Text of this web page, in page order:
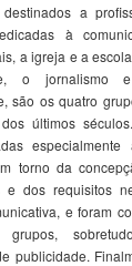
destinados a
à
a igreja e a
o jornalismo
são os quatro
últimos
torno da
e dos requisitos
e foram
grupos,
publicidade.